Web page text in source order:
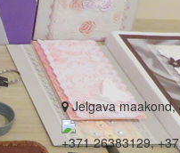
Jelgava maakond,
+371 26383129,